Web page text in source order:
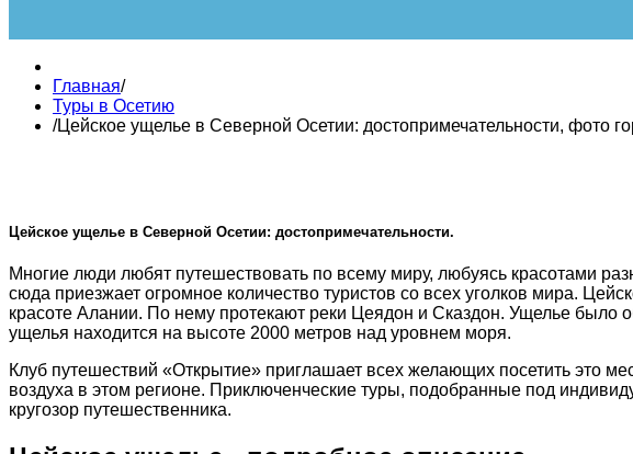
Главная/
Туры в Осетию
/Цейское ущелье в Северной Осетии: достопримечательности, фото
Цейское ущелье в Северной Осетии: достопримечательности.
Многие люди любят путешествовать по всему миру, любуясь красотами
сюда приезжает огромное количество туристов со всех уголков мира.
красоте Алании. По нему протекают реки Цеядон и Сказдон. Ущелье было
ущелья находится на высоте 2000 метров над уровнем моря.
Клуб путешествий «Открытие» приглашает всех желающих посетить это
воздуха в этом регионе. Приключенческие туры, подобранные под
кругозор путешественника.